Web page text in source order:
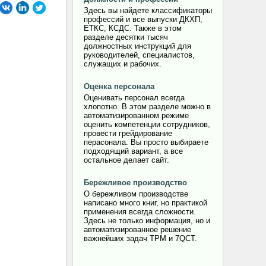
Здесь вы найдете классификаторы
профессий и все выпуски ДКХП,
ЕТКС, КСДС. Также в этом
разделе десятки тысяч
должностных инструкций для
руководителей, специалистов,
служащих и рабочих.
Оценка персонала
Оценивать персонал всегда
хлопотно. В этом разделе можно в
автоматизированном режиме
оценить компетенции сотрудников,
провести грейдирование
перасонала. Вы просто выбираете
подходящий вариант, а все
остальное делает сайт.
Бережливое производство
О бережливом производстве
написано много книг, но практикой
применения всегда сложности.
Здесь не только информация, но и
автоматизированное решение
важнейших задач TPM и 7QCT.